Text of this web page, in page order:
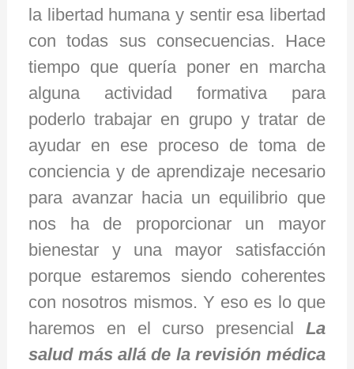
la libertad humana y sentir esa libertad
con todas sus consecuencias. Hace
tiempo que quería poner en marcha
alguna actividad formativa para
poderlo trabajar en grupo y tratar de
ayudar en ese proceso de toma de
conciencia y de aprendizaje necesario
para avanzar hacia un equilibrio que
nos ha de proporcionar un mayor
bienestar y una mayor satisfacción
porque estaremos siendo coherentes
con nosotros mismos. Y eso es lo que
haremos en el curso presencial La
salud más allá de la revisión médica